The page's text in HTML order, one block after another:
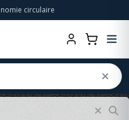
circulaire